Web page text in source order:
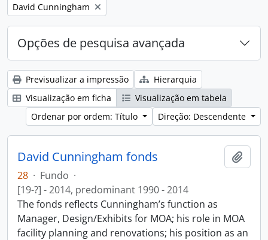
Remove filter:
David Cunningham
Opções de pesquisa avançada
Previsualizar a impressão
Hierarquia
Visualização em ficha
Visualização em tabela
Ordenar por ordem: Título
Direção: Descendente
David Cunningham fonds
28 · Fundo ·
[19-?] - 2014, predominant 1990 - 2014
The fonds reflects Cunningham’s function as
Manager, Design/Exhibits for MOA; his role in MOA
facility planning and renovations; his position as an